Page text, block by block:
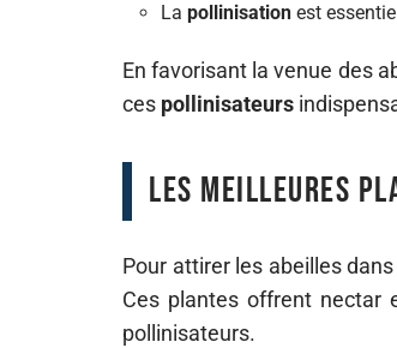
La pollinisation est
En favorisant la venue des
ces pollinisateurs
Les meilleures
Pour attirer les abeilles
Ces plantes offrent nectar
pollinisateurs.